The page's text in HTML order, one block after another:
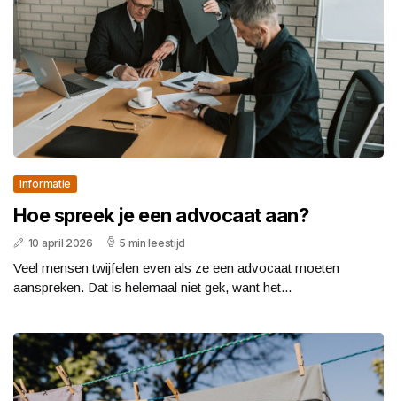
Informatie
Hoe spreek je een advocaat aan?
10 april 2026 5 min leestijd
Veel mensen twijfelen even als ze een advocaat moeten
aanspreken. Dat is helemaal niet gek, want het...